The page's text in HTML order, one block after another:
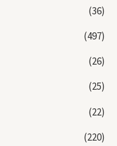
(36)
(497)
(26)
(25)
(22)
(220)